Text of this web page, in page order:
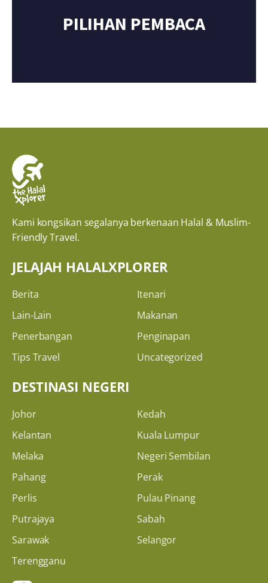
PILIHAN PEMBACA
Kami kongsikan segalanya berkenaan Halal & Muslim-
Friendly Travel.
JELAJAH HALALXPLORER
Berita
Itenari
Lain-Lain
Makanan
Penerbangan
Penginapan
Tips Travel
Uncategorized
DESTINASI NEGERI
Johor
Kedah
Kelantan
Kuala Lumpur
Melaka
Negeri Sembilan
Pahang
Perak
Perlis
Pulau Pinang
Putrajaya
Sabah
Sarawak
Selangor
Terengganu